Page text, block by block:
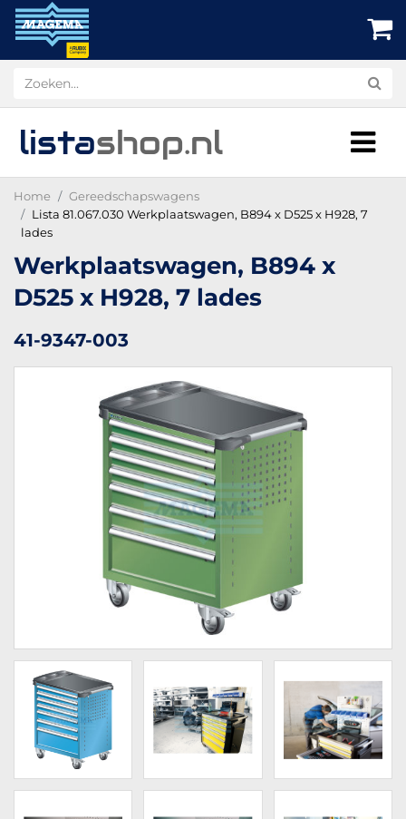
listashop.nl
Home
Gereedschapswagens
Lista 81.067.030 Werkplaatswagen, B894 x D525 x H928, 7
lades
Werkplaatswagen, B894 x
D525 x H928, 7 lades
41-9347-003